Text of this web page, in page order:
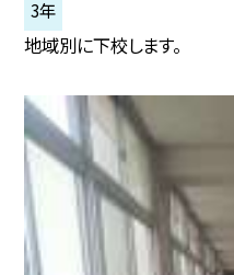
3年
地域別に下校します。